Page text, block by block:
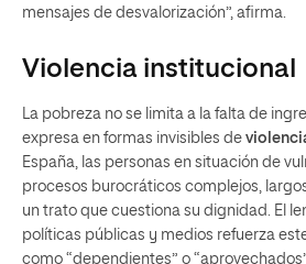
mensajes de desvalorización”, afirma.
Violencia institucional
La pobreza no se limita a la falta de
expresa en formas invisibles de
España, las personas en situación de
procesos burocráticos complejos,
un trato que cuestiona su dignidad. El
políticas públicas y medios refuerza
como “dependientes” o